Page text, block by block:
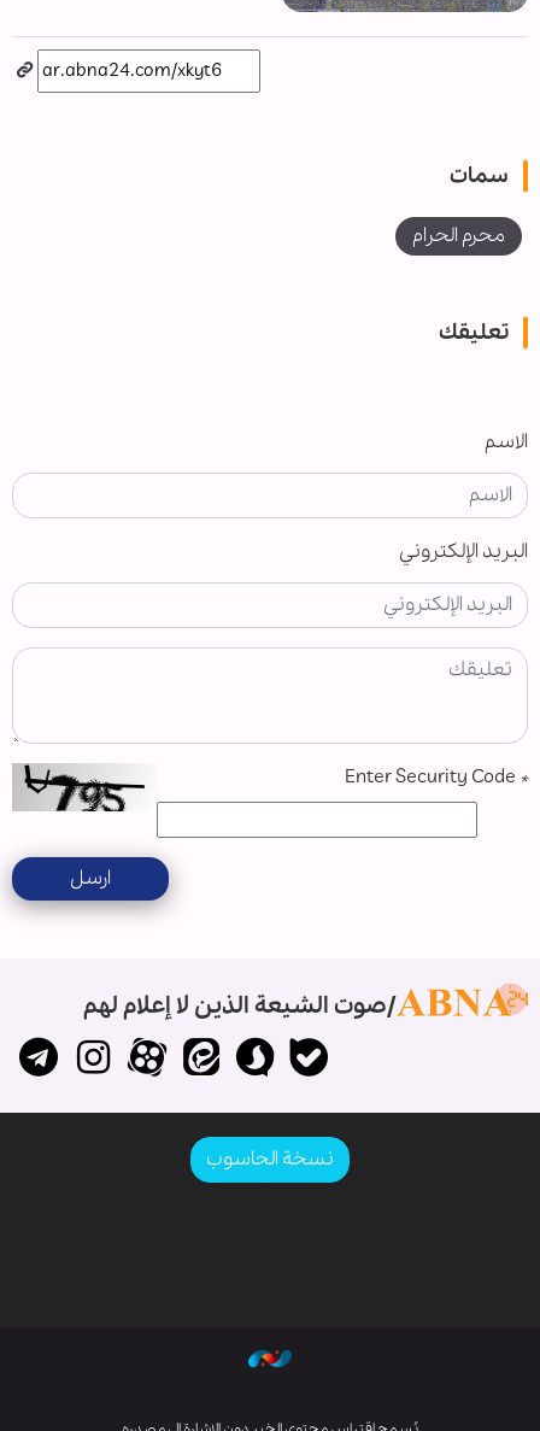
سمات
محرم الحرام
تعليقك
الاسم
البريد الإلكتروني
*
ارسل
صوت الشيعة الذين لا إعلام لهم
نسخة الحاسوب